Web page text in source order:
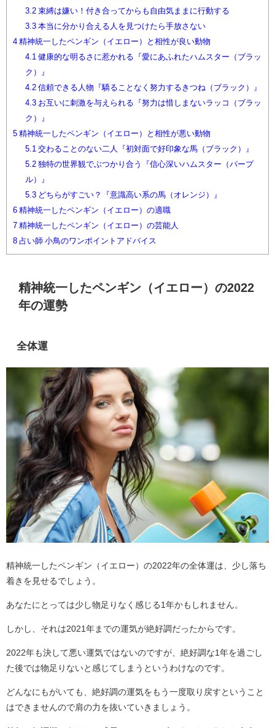
3.2束縛は嫌い！付き合ってからも自由気ままに行動する
3.3本当に分かり合える人を見つけたら手放さない
4 精神統一したペンギン（イエロー）と相性が良い動物
4.1 健康的な明るさに惹かれる『愛にあふれたハムスター（ブラッ
ク）』
4.2信頼できる人物『驕ることなく努力するきつね（ブラック）』
4.3お互いに刺激を与えられる『努力は惜しまないラッコ（ブラッ
ク）』
5 精神統一したペンギン（イエロー）と相性が悪い動物
5.1 交わることのない二人『初対面で好印象な馬（ブラック）』
5.2独特の世界観でぶつかり合う『信心深いハムスター（パープ
ル）』
5.3どちらがすごい？『意識高い系の馬（オレンジ）』
6 精神統一したペンギン（イエロー）の適職
7 精神統一したペンギン（イエロー）の芸能人
8 占い師 小鳥のワンポイントアドバイス
精神統一したペンギン（イエロー）の2022
年の運勢
全体運
精神統一したペンギン（イエロー）の2022年の全体運は、少し落ち
着きを見せるでしょう。
あなたにとっては少し物足りなく感じる1年かもしれません。
しかし、それは2021年までの運気が絶好調だったからです。
2022年も決して悪い運気ではないのですが、絶好調な1年を過ごし
た後では物足りないと感じてしまうというわけなのです。
どんなにもがいても、絶好調の運気をもう一度取り戻すということ
はできませんので肩の力を抜いていきましょう。